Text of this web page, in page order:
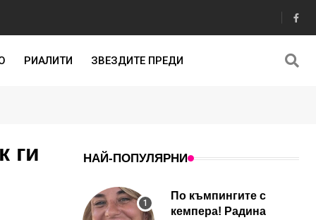
РИАЛИТИ ЗВЕЗДИТЕ ПРЕДИ
ги НАЙ-ПОПУЛЯРНИ
По къмпингите с
кемпера! Радина